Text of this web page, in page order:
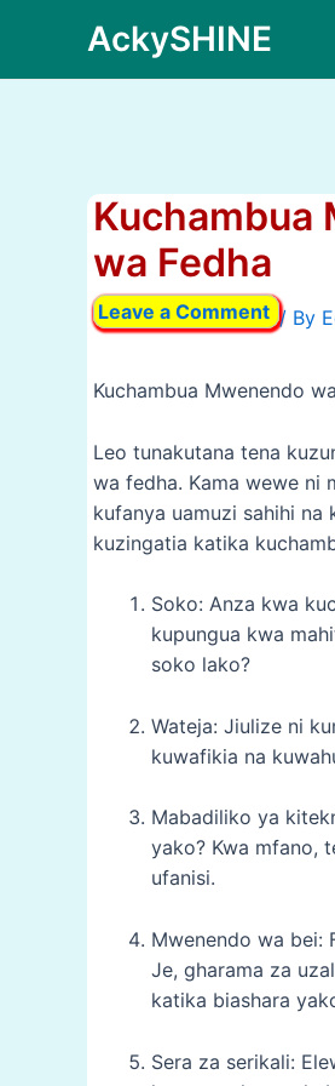
content
AckySHINE
Kuchambua
wa Fedha
Leave a Comment / By
Kuchambua Mwenendo
Leo tunakutana tena
wa fedha. Kama wewe ni
kufanya uamuzi sahihi
kuzingatia katika
Soko: Anza kwa
kupungua kwa
soko lako?
Wateja: Jiulize ni
kuwafikia na
Mabadiliko ya
yako? Kwa mfano,
ufanisi.
Mwenendo wa bei:
Je, gharama za
katika biashara
Sera za serikali: